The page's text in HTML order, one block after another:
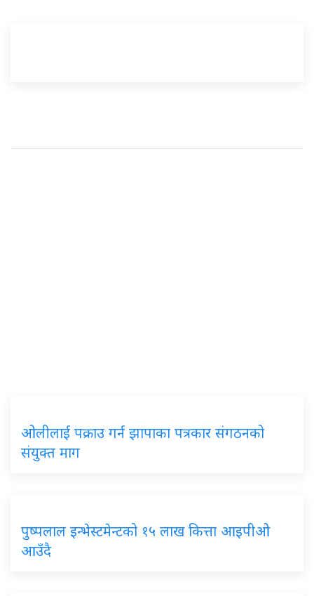
ओलीलाई पक्राउ गर्न झापाका पत्रकार संगठनको
संयुक्त माग
पुष्पलाल इन्भेस्टमेन्टको १५ लाख कित्ता आइपीओ
आउँदै